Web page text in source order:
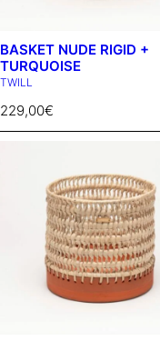
VASI
BASKET NUDE RIGID +
TURQUOISE
TWILL
229,00€